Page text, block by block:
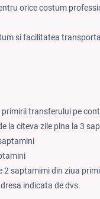
orice costum
si facilitatea
transferului pe
la citeva zile pina la 3
saptamimi din ziua
indicata de dvs.